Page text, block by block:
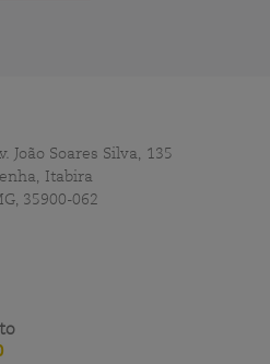
João Soares Silva, 135
Itabira
35900-062